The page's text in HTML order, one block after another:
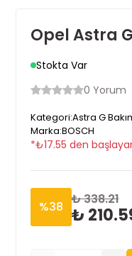
Opel Astra
Stokta Var
0 Yorum
Kategori:Astra G
Marka:BOSCH
*₺17.55 den
%38 ₺ 338.21
₺